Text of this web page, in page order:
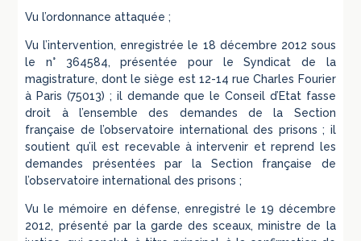
Vu l’ordonnance attaquée ;
Vu l’intervention, enregistrée le 18 décembre 2012 sous
le n° 364584, présentée pour le Syndicat de la
magistrature, dont le siège est 12-14 rue Charles Fourier
à Paris (75013) ; il demande que le Conseil d’Etat fasse
droit à l’ensemble des demandes de la Section
française de l’observatoire international des prisons ; il
soutient qu’il est recevable à intervenir et reprend les
demandes présentées par la Section française de
l’observatoire international des prisons ;
Vu le mémoire en défense, enregistré le 19 décembre
2012, présenté par la garde des sceaux, ministre de la